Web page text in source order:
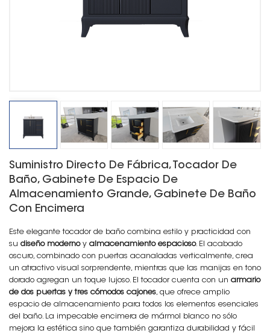
Suministro Directo De Fábrica, Tocador De
Baño, Gabinete De Espacio De
Almacenamiento Grande, Gabinete De Baño
Con Encimera
Este elegante tocador de baño combina estilo y practicidad con
su diseño modernoy almacenamiento espacioso. El acabado
oscuro, combinado con puertas acanaladas verticalmente, crea
un atractivo visual sorprendente, mientras que las manijas en tono
dorado agregan un toque lujoso. El tocador cuenta con un armario
de dos puertas y tres cómodos cajones , que ofrece amplio
espacio de almacenamiento para todos los elementos esenciales
del baño. La impecable encimera de mármol blanco no sólo
mejora la estética sino que también garantiza durabilidad y fácil